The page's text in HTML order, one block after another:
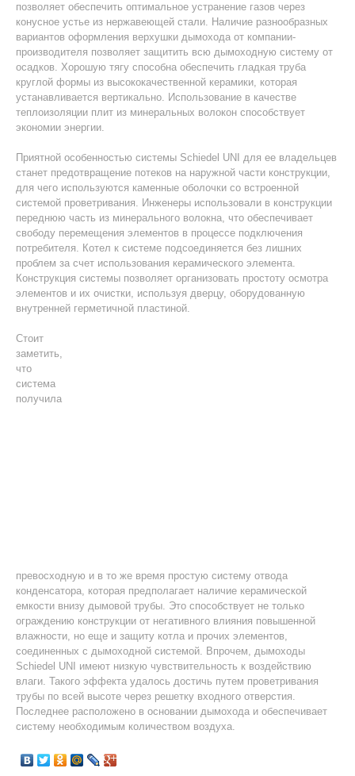
позволяет обеспечить оптимальное устранение газов через
конусное устье из нержавеющей стали. Наличие разнообразных
вариантов оформления верхушки дымохода от компании-
производителя позволяет защитить всю дымоходную систему от
осадков. Хорошую тягу способна обеспечить гладкая труба
круглой формы из высококачественной керамики, которая
устанавливается вертикально. Использование в качестве
теплоизоляции плит из минеральных волокон способствует
экономии энергии.
Приятной особенностью системы Schiedel UNI для ее владельцев
станет предотвращение потеков на наружной части конструкции,
для чего используются каменные оболочки со встроенной
системой проветривания. Инженеры использовали в конструкции
переднюю часть из минерального волокна, что обеспечивает
свободу перемещения элементов в процессе подключения
потребителя. Котел к системе подсоединяется без лишних
проблем за счет использования керамического элемента.
Конструкция системы позволяет организовать простоту осмотра
элементов и их очистки, используя дверцу, оборудованную
внутренней герметичной пластиной.
Стоит
заметить,
что
система
получила
превосходную и в то же время простую систему отвода
конденсатора, которая предполагает наличие керамической
емкости внизу дымовой трубы. Это способствует не только
ограждению конструкции от негативного влияния повышенной
влажности, но еще и защиту котла и прочих элементов,
соединенных с дымоходной системой. Впрочем, дымоходы
Schiedel UNI имеют низкую чувствительность к воздействию
влаги. Такого эффекта удалось достичь путем проветривания
трубы по всей высоте через решетку входного отверстия.
Последнее расположено в основании дымохода и обеспечивает
систему необходимым количеством воздуха.